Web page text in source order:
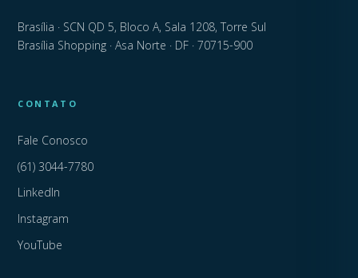
Brasília · SCN QD 5, Bloco A, Sala 1208, Torre Sul
Brasília Shopping · Asa Norte · DF · 70715-900
CONTATO
Fale Conosco
(61) 3044-7780
LinkedIn
Instagram
YouTube